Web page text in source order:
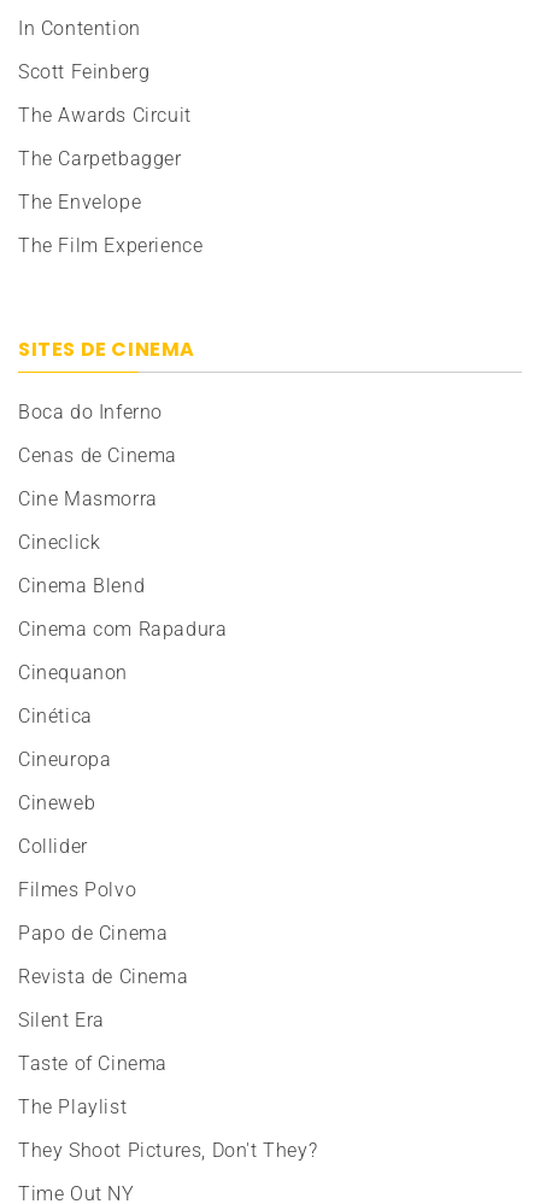
In Contention
Scott Feinberg
The Awards Circuit
The Carpetbagger
The Envelope
The Film Experience
SITES DE CINEMA
Boca do Inferno
Cenas de Cinema
Cine Masmorra
Cineclick
Cinema Blend
Cinema com Rapadura
Cinequanon
Cinética
Cineuropa
Cineweb
Collider
Filmes Polvo
Papo de Cinema
Revista de Cinema
Silent Era
Taste of Cinema
The Playlist
They Shoot Pictures, Don't They?
Time Out NY